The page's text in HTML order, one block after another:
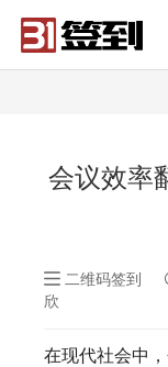
会议效率
二维码签到
欣
在现代社会中